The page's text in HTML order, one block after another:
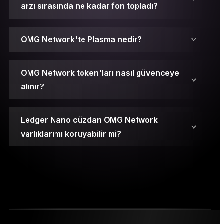
arzı sırasında ne kadar fon topladı?
OMG Network'te Plasma nedir?
OMG Network token'ları nasıl güvenceye
alınır?
Açık anahtar, çeşitli işlemler gerçekleştirmek için
Ledger Nano cüzdan OMG Network
varlıklarımı koruyabilir mi?